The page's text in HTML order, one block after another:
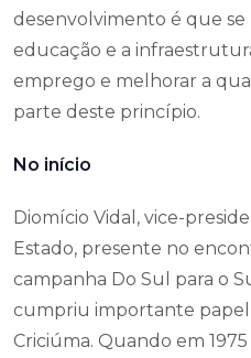
desenvolvimento é que se
educação e a
emprego e melhorar a
parte deste princípio.
No início
Diomício Vidal, vice-
Estado, presente no
campanha Do Sul para o
cumpriu importante papel
Criciúma. Quando em